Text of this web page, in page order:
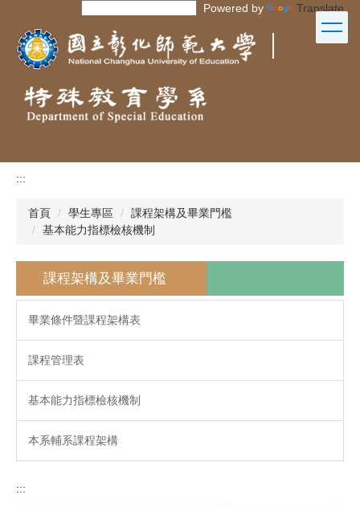
主
Powered by Translate
:::
首頁 學生專區
課程架構及畢業門檻
基本能力指標檢核機制
課程架構及畢業門檻
畢業條件暨課程架構表
課程管理表
基本能力指標檢核機制
本系輔系課程架構
:::